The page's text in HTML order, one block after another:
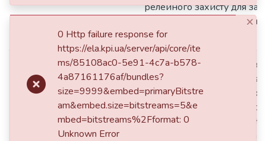
релейного захисту для
надійного та
ліквідації пошкоджень.
The diploma project is made
figures, 14 tables, 3 sheets
18 literary references. The
study is a 110/10 kV
protection. The subject of
×
0 Http failure response for
https://ela.kpi.ua/server/api/core/ite
ms/85108ac0-5e91-4c7a-b578-
4a87161176af/bundles?
size=9999&embed=primaryBitstre
am&embed.size=bitstreams=5&e
mbed=bitstreams%2Fformat: 0
Unknown Error